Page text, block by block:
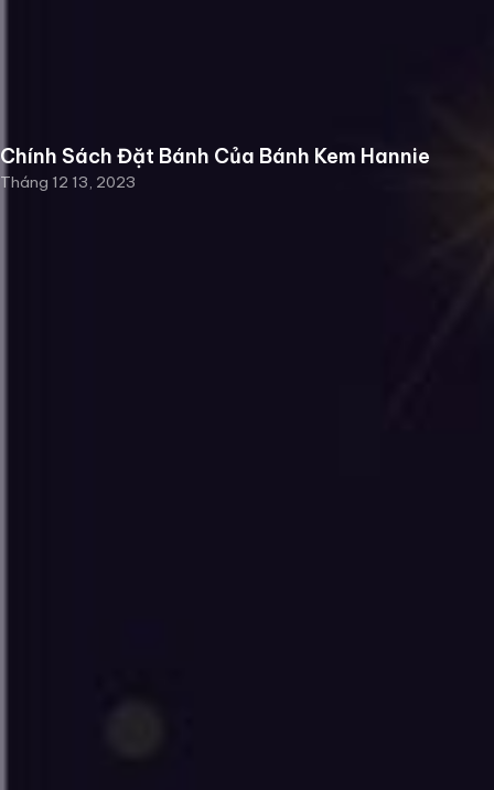
Chính Sách Đặt Bánh Của Bánh Kem Hannie
Tháng 12 13, 2023